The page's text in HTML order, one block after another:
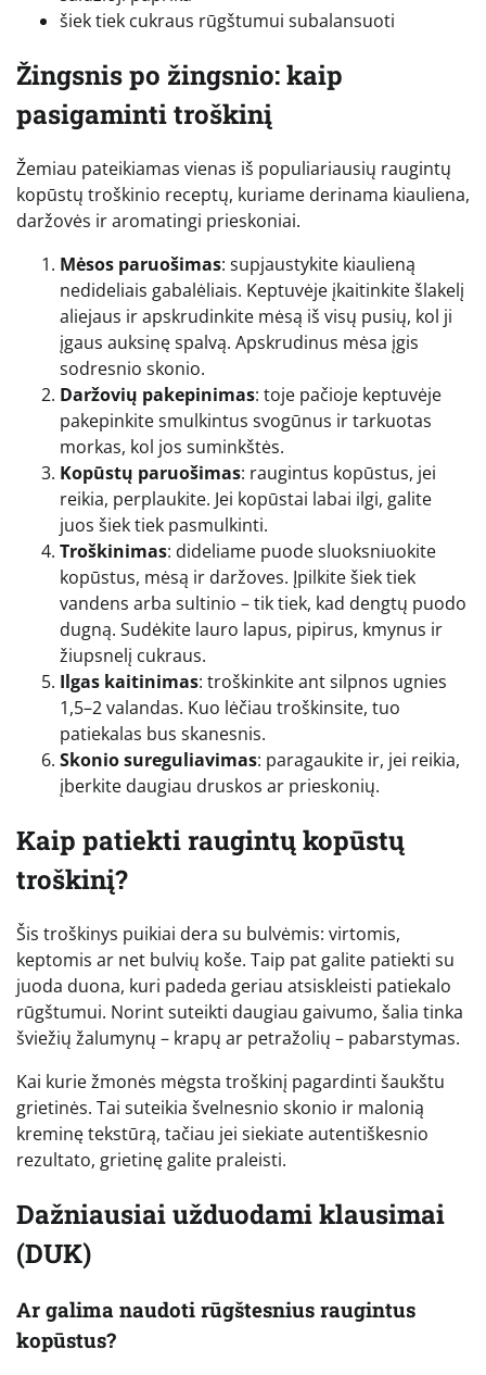
šiek tiek cukraus rūgštumui subalansuoti
Žingsnis po žingsnio: kaip
pasigaminti troškinį
Žemiau pateikiamas vienas iš populiariausių raugintų
kopūstų troškinio receptų, kuriame derinama kiauliena,
daržovės ir aromatingi prieskoniai.
Mėsos paruošimas: supjaustykite kiaulieną
nedideliais gabalėliais. Keptuvėje įkaitinkite šlakelį
aliejaus ir apskrudinkite mėsą iš visų pusių, kol ji
įgaus auksinę spalvą. Apskrudinus mėsa įgis
sodresnio skonio.
Daržovių pakepinimas: toje pačioje keptuvėje
pakepinkite smulkintus svogūnus ir tarkuotas
morkas, kol jos suminkštės.
Kopūstų paruošimas: raugintus kopūstus, jei
reikia, perplaukite. Jei kopūstai labai ilgi, galite
juos šiek tiek pasmulkinti.
Troškinimas: dideliame puode sluoksniuokite
kopūstus, mėsą ir daržoves. Įpilkite šiek tiek
vandens arba sultinio – tik tiek, kad dengtų puodo
dugną. Sudėkite lauro lapus, pipirus, kmynus ir
žiupsnelį cukraus.
Ilgas kaitinimas: troškinkite ant silpnos ugnies
1,5–2 valandas. Kuo lėčiau troškinsite, tuo
patiekalas bus skanesnis.
Skonio sureguliavimas: paragaukite ir, jei reikia,
įberkite daugiau druskos ar prieskonių.
Kaip patiekti raugintų kopūstų
troškinį?
Šis troškinys puikiai dera su bulvėmis: virtomis,
keptomis ar net bulvių koše. Taip pat galite patiekti su
juoda duona, kuri padeda geriau atsiskleisti patiekalo
rūgštumui. Norint suteikti daugiau gaivumo, šalia tinka
šviežių žalumynų – krapų ar petražolių – pabarstymas.
Kai kurie žmonės mėgsta troškinį pagardinti šaukštu
grietinės. Tai suteikia švelnesnio skonio ir malonią
kreminę tekstūrą, tačiau jei siekiate autentiškesnio
rezultato, grietinę galite praleisti.
Dažniausiai užduodami klausimai
(DUK)
Ar galima naudoti rūgštesnius raugintus
kopūstus?